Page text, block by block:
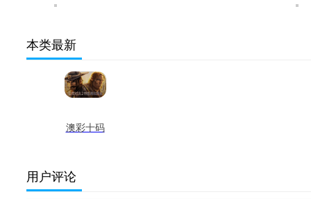
本类最新
澳彩十码
用户评论